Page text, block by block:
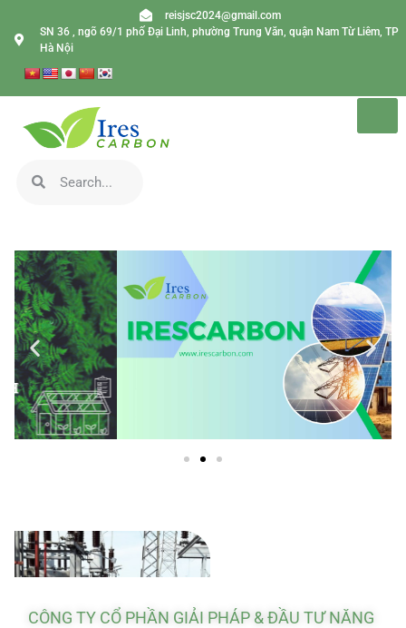
reisjsc2024@gmail.com
SN 36 , ngõ 69/1 phố Đại Linh, phường Trung Văn, quận Nam Từ Liêm, TP
Hà Nội
CÔNG TY CỔ PHẦN GIẢI PHÁP & ĐẦU TƯ NĂNG